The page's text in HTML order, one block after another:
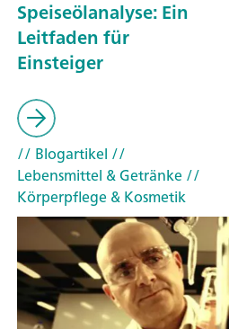
Speiseölanalyse: Ein
Leitfaden für
Einsteiger
// Blogartikel //
Lebensmittel & Getränke//
Körperpflege & Kosmetik